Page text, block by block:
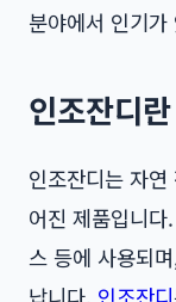
분야에서 인기
인조잔디
인조잔디는 자
어진 제품입니
스 등에 사용되